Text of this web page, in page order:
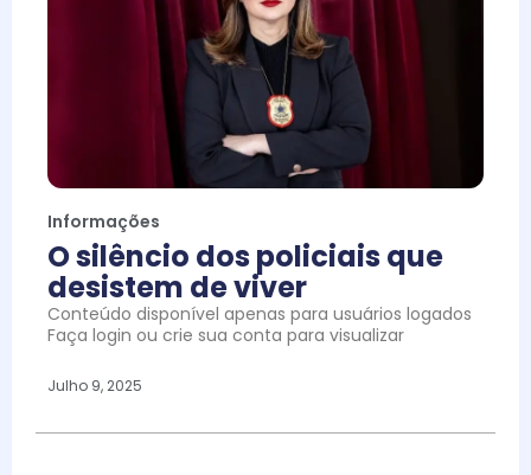
Informações
O silêncio dos policiais que
desistem de viver
Conteúdo disponível apenas para usuários logados
Faça login ou crie sua conta para visualizar
Julho 9, 2025